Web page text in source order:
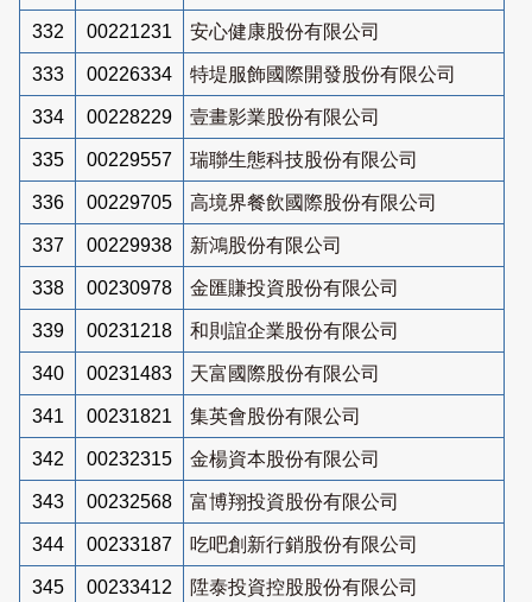
332 00221231 安心健康股份有限公司
333 00226334 特堤服飾國際開發股份有限公司
334 00228229 壹畫影業股份有限公司
335 00229557 瑞聯生態科技股份有限公司
336 00229705 高境界餐飲國際股份有限公司
337 00229938 新鴻股份有限公司
338 00230978 金匯賺投資股份有限公司
339 00231218 和則誼企業股份有限公司
340 00231483 天富國際股份有限公司
341 00231821 集英會股份有限公司
342 00232315 金楊資本股份有限公司
343 00232568 富博翔投資股份有限公司
344 00233187 吃吧創新行銷股份有限公司
345 00233412 陞泰投資控股股份有限公司